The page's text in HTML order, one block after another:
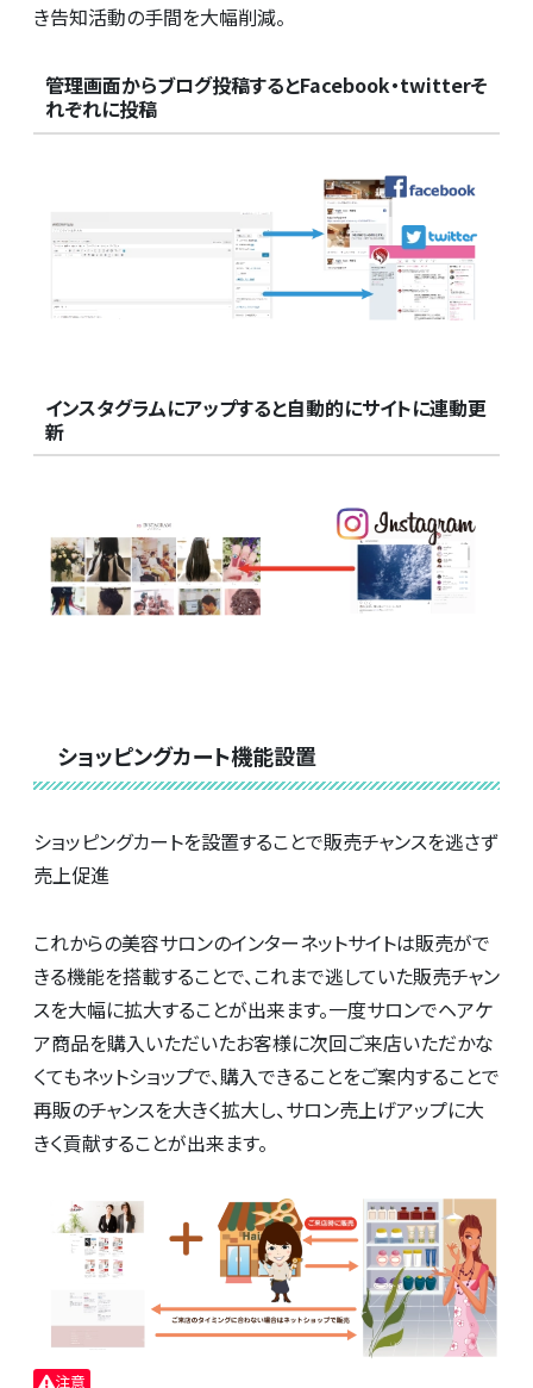
き告知活動の手間を大幅削減。
管理画面からブログ投稿するとFacebook・twitterそ
れぞれに投稿
インスタグラムにアップすると自動的にサイトに連動更
新
ショッピングカート機能設置
ショッピングカートを設置することで販売チャンスを逃さず
売上促進
これからの美容サロンのインターネットサイトは販売がで
きる機能を搭載することで、これまで逃していた販売チャン
スを大幅に拡大することが出来ます。一度サロンでヘアケ
ア商品を購入いただいたお客様に次回ご来店いただかな
くてもネットショップで、購入できることをご案内することで
再販のチャンスを大きく拡大し、サロン売上げアップに大
きく貢献することが出来ます。
注意